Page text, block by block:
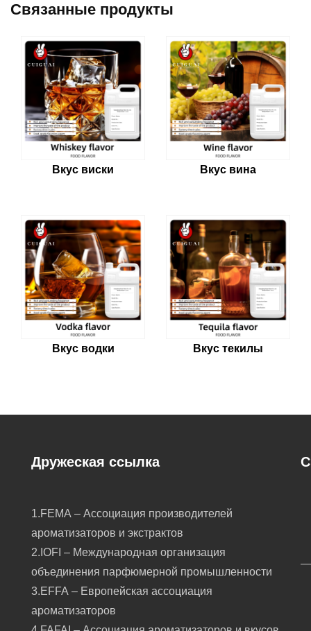
Связанные продукты
Вкус виски Вкус вина
Вкус водки Вкус текилы
Дружеская ссылка
1.FEMA – Ассоциация производителей
ароматизаторов и экстрактов
2.IOFI – Международная организация
объединения парфюмерной промышленности
3.EFFA – Европейская ассоциация
ароматизаторов